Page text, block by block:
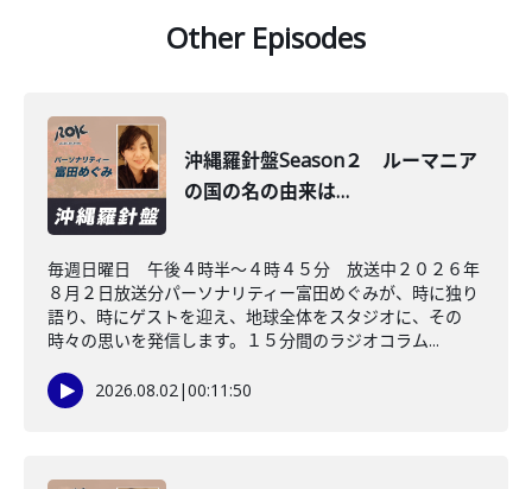
Other Episodes
沖縄羅針盤Season２ ルーマニア
の国の名の由来は…
毎週日曜日 午後４時半～４時４５分 放送中２０２６年
８月２日放送分パーソナリティー富田めぐみが、時に独り
語り、時にゲストを迎え、地球全体をスタジオに、その
時々の思いを発信します。１５分間のラジオコラム...
2026.08.02|00:11:50